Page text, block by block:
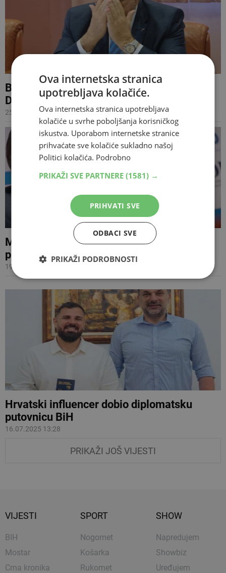
BiH ima 5.000 diplomatskih putovnica,
Dodik više nije među njima
25.08.2025 07:18
Miloradu Dodiku se oduzima diplomatska
putovnica
19.08.2025 21:16
Hrvatski influencer dobio diplomatsku
putovnicu BiH
16.07.2025 13:28
PRIKAŽI JOŠ VIJESTI
VIJESTI
BIH
Mostar
Crna kronika
SPORT
Nogomet
Košarka
Rukomet
SHOW
Napredujem
Showbiz
Uređujem
Ova internetska stranica
upotrebljava kolačiće.
Ova internetska stranica upotrebljava
kolačiće u svrhe poboljšanja korisničkog
iskustva. Uporabom internetske stranice
prihvaćate sve kolačiće sukladno našoj
Politici kolačića. Podrobno
PRIKAŽI SVE PARTNERE (1581) →
PRIHVATI SVE
ODBACI SVE
PRIKAŽI PODROBNOSTI